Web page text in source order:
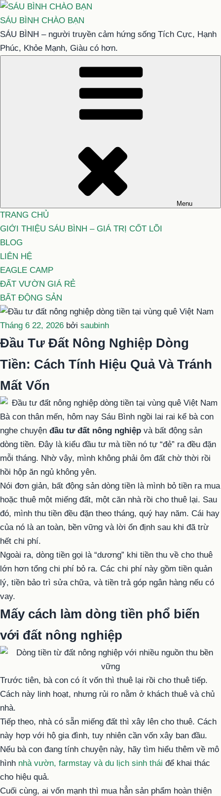
Chuyển
đến
phần
nội
SÁU BÌNH CHÀO BẠN
SÁU BÌNH – người truyền cảm hứng sống Tích Cực, Hạnh
Phúc, Khỏe Mạnh, Giàu có hơn.
Menu
TRANG CHỦ
GIỚI THIỆU SÁU BÌNH – GIÁ TRỊ CỐT LÕI
BLOG
LIÊN HỆ
EAGLE CAMP
ĐẤT VƯỜN GIÁ RẺ
BẤT ĐỘNG SẢN
Đăng
trong
Tháng 6 22, 2026 bởi saubinh
Đầu Tư Đất Nông Nghiệp Dòng
Tiền: Cách Tính Hiệu Quả Và Tránh
Mất Vốn
Bà con thân mến, hôm nay Sáu Bình ngồi lai rai kể bà con
nghe chuyện đầu tư đất nông nghiệp và bất động sản
dòng tiền. Đây là kiểu đầu tư mà tiền nó tự “đẻ” ra đều đặn
mỗi tháng. Nhờ vậy, mình không phải ôm đất chờ thời rồi
hồi hộp ăn ngủ không yên.
Nói đơn giản, bất động sản dòng tiền là mình bỏ tiền ra mua
hoặc thuê một miếng đất, một căn nhà rồi cho thuê lại. Sau
đó, mình thu tiền đều đặn theo tháng, quý hay năm. Cái hay
của nó là an toàn, bền vững và lời ổn định sau khi đã trừ
hết chi phí.
Ngoài ra, dòng tiền gọi là “dương” khi tiền thu về cho thuê
lớn hơn tổng chi phí bỏ ra. Các chi phí này gồm tiền quản
lý, tiền bảo trì sửa chữa, và tiền trả góp ngân hàng nếu có
vay.
Mấy cách làm dòng tiền phổ biến
với đất nông nghiệp
Trước tiên, bà con có ít vốn thì thuê lại rồi cho thuê tiếp.
Cách này linh hoạt, nhưng rủi ro nằm ở khách thuê và chủ
nhà.
Tiếp theo, nhà có sẵn miếng đất thì xây lên cho thuê. Cách
này hợp với hộ gia đình, tuy nhiên cần vốn xây ban đầu.
Nếu bà con đang tính chuyện này, hãy tìm hiểu thêm về mô
hình nhà vườn, farmstay và du lịch sinh thái để khai thác
cho hiệu quả.
Cuối cùng, ai vốn mạnh thì mua hẳn sản phẩm hoàn thiện